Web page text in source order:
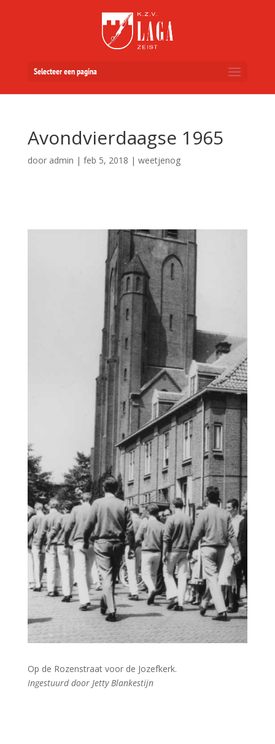
Selecteer een pagina
Avondvierdaagse 1965
door admin | feb 5, 2018 | weetjenog
Op de Rozenstraat voor de Jozefkerk.
Ingestuurd door Jetty Blankestijn